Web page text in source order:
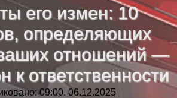
его измен: 10
определяющих
отношений —
к ответственности
09:00, 06.12.2025
»